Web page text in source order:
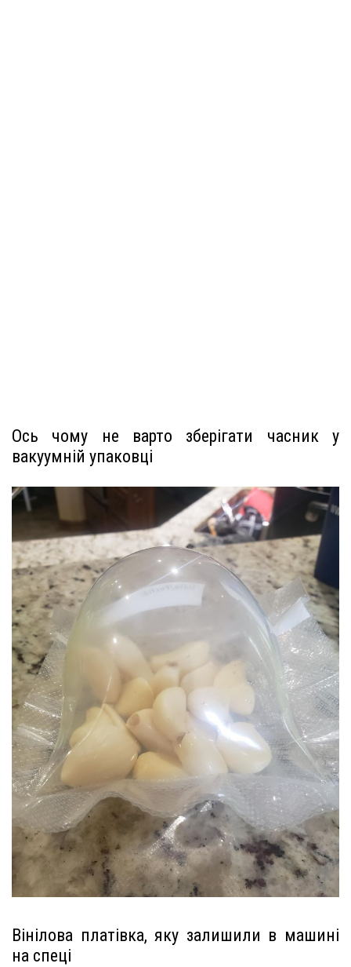
Ось чому не варто зберігати часник у
вакуумній упаковці
Вінілова платівка, яку залишили в машині
на спеці